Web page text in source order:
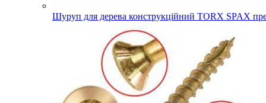
Шуруп для дерева конструкційний TORX SPAX